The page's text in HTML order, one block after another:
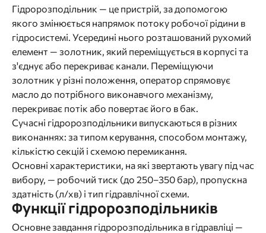
Гідророзподільник — це пристрій, за допомогою
якого змінюється напрямок потоку робочої рідини в
гідросистемі. Усередині нього розташований рухомий
елемент — золотник, який переміщується в корпусі та
з'єднує або перекриває канали. Переміщуючи
золотник у різні положення, оператор спрямовує
масло до потрібного виконавчого механізму,
перекриває потік або повертає його в бак.
Сучасні гідророзподільники випускаються в різних
виконаннях: за типом керування, способом монтажу,
кількістю секцій і схемою перемикання.
Основні характеристики, на які звертають увагу під час
вибору, — робочий тиск (до 250–350 бар), пропускна
здатність (л/хв) і тип гідравлічної схеми.
Функції гідророзподільників
Основне завдання гідророзподільника в гідравліці —